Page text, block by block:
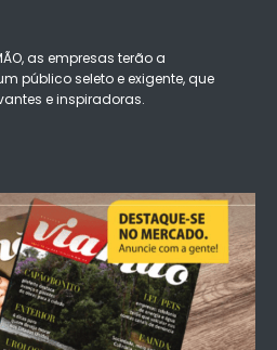
as empresas terão a
público seleto e exigente, que
e inspiradoras.